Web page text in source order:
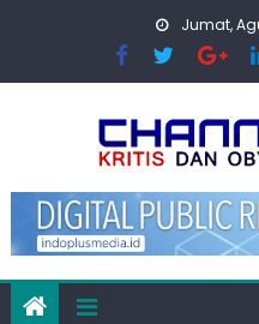
Jumat,